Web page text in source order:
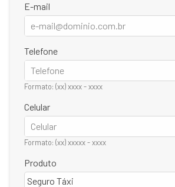
E-mail
Telefone
Formato: (xx) xxxx - xxxx
Celular
Formato: (xx) xxxxx - xxxx
Produto